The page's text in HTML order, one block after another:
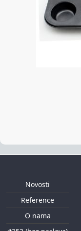
Novosti
Reference
O nama